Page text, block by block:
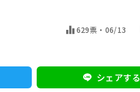
629票・ 06/13
シェアする